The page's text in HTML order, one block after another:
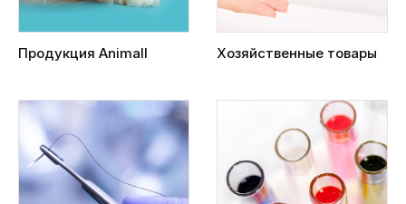
Продукция Animall Хозяйственные товары